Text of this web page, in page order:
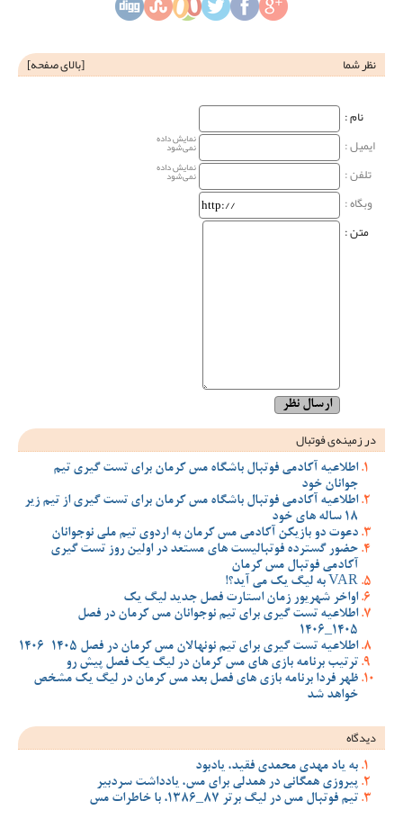
نظر شما [بالای صفحه]
نام‌ :
ایمیل :
نمایش داده
نمی‌شود
تلفن : نمایش داده
نمی‌شود
وبگاه‌ :
متن :
در زمینه‌ی فوتبال
اطلاعیه آکادمی فوتبال باشگاه مس کرمان برای تست گیری تیم
جوانان خود
اطلاعیه آکادمی فوتبال باشگاه مس کرمان برای تست گیری از تیم زیر
18 ساله های خود
دعوت دو بازیکن آکادمی مس کرمان به اردوی تیم ملی نوجوانان
حضور گسترده فوتبالیست های مستعد در اولین روز تست گیری
آکادمی فوتبال مس کرمان
VAR به لیگ یک می آید؟!
اواخر شهریور زمان استارت فصل جدید لیگ یک
اطلاعیه تست گیری برای تیم نوجوانان مس کرمان در فصل
1405_1406
اطلاعیه تست گیری برای تیم نونهالان مس کرمان در فصل 1405-1406
ترتیب برنامه بازی های مس کرمان در لیگ یک فصل پیش رو
ظهر فردا برنامه بازی های فصل بعد مس کرمان در لیگ یک مشخص
خواهد شد
دیدگاه
به یاد مهدی محمدی فقید، یادبود
پیروزی همگانی در همدلی برای مس، یادداشت سردبیر
تیم فوتبال مس در لیگ برتر 87_1386، با خاطرات مس